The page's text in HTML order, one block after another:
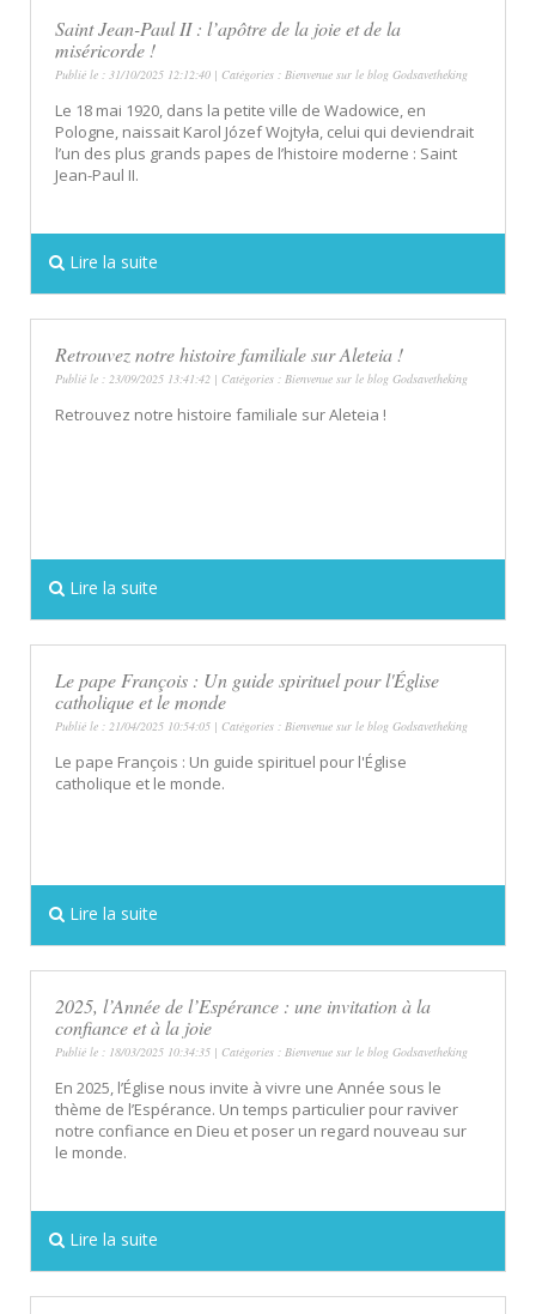
Saint Jean-Paul II : l’apôtre de la joie et de la
miséricorde !
Publié le : 31/10/2025 12:12:40 | Catégories : Bienvenue sur le blog Godsavetheking
Le 18 mai 1920, dans la petite ville de Wadowice, en
Pologne, naissait Karol Józef Wojtyła, celui qui deviendrait
l’un des plus grands papes de l’histoire moderne : Saint
Jean-Paul II.
Lire la suite
Retrouvez notre histoire familiale sur Aleteia !
Publié le : 23/09/2025 13:41:42 | Catégories : Bienvenue sur le blog Godsavetheking
Retrouvez notre histoire familiale sur Aleteia !
Lire la suite
Le pape François : Un guide spirituel pour l'Église
catholique et le monde
Publié le : 21/04/2025 10:54:05 | Catégories : Bienvenue sur le blog Godsavetheking
Le pape François : Un guide spirituel pour l'Église
catholique et le monde.
Lire la suite
2025, l’Année de l’Espérance : une invitation à la
confiance et à la joie
Publié le : 18/03/2025 10:34:35 | Catégories : Bienvenue sur le blog Godsavetheking
En 2025, l’Église nous invite à vivre une Année sous le
thème de l’Espérance. Un temps particulier pour raviver
notre confiance en Dieu et poser un regard nouveau sur
le monde.
Lire la suite